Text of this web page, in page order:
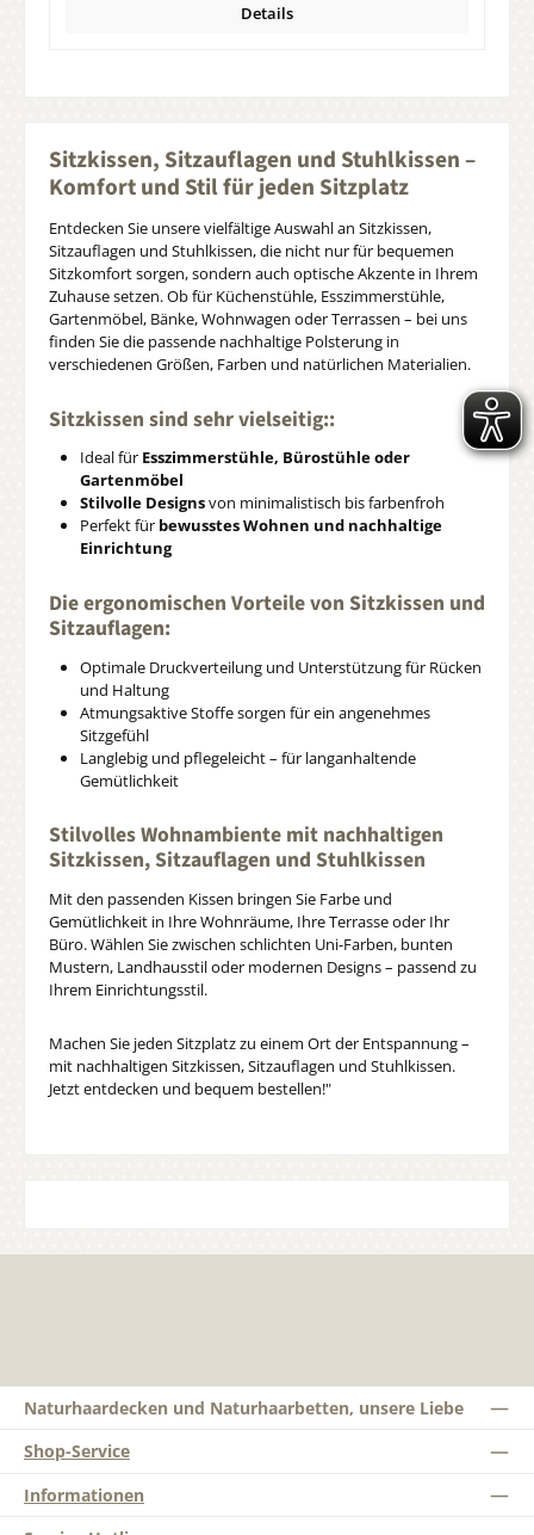
Details
Sitzkissen, Sitzauflagen und Stuhlkissen –
Komfort und Stil für jeden Sitzplatz
Entdecken Sie unsere vielfältige Auswahl an Sitzkissen,
Sitzauflagen und Stuhlkissen, die nicht nur für bequemen
Sitzkomfort sorgen, sondern auch optische Akzente in Ihrem
Zuhause setzen. Ob für Küchenstühle, Esszimmerstühle,
Gartenmöbel, Bänke, Wohnwagen oder Terrassen – bei uns
finden Sie die passende nachhaltige Polsterung in
verschiedenen Größen, Farben und natürlichen Materialien.
Sitzkissen sind sehr vielseitig::
Ideal für Esszimmerstühle, Bürostühle oder
Gartenmöbel
Stilvolle Designsvon minimalistisch bis farbenfroh
Perfekt für bewusstes Wohnen und nachhaltige
Einrichtung
Die ergonomischen Vorteile von Sitzkissen und
Sitzauflagen:
Optimale Druckverteilung und Unterstützung für Rücken
und Haltung
Atmungsaktive Stoffe sorgen für ein angenehmes
Sitzgefühl
Langlebig und pflegeleicht – für langanhaltende
Gemütlichkeit
Stilvolles Wohnambiente mit nachhaltigen
Sitzkissen, Sitzauflagen und Stuhlkissen
Mit den passenden Kissen bringen Sie Farbe und
Gemütlichkeit in Ihre Wohnräume, Ihre Terrasse oder Ihr
Büro. Wählen Sie zwischen schlichten Uni-Farben, bunten
Mustern, Landhausstil oder modernen Designs – passend zu
Ihrem Einrichtungsstil.
Machen Sie jeden Sitzplatz zu einem Ort der Entspannung –
mit nachhaltigen Sitzkissen, Sitzauflagen und Stuhlkissen.
Jetzt entdecken und bequem bestellen!"
Naturhaardecken und Naturhaarbetten, unsere Liebe
Shop-Service
Informationen